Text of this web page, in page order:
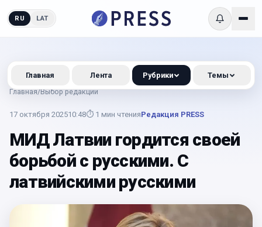
RU LAT
Главная/Выбор редакции
17 октября 202510:48⏱ 1 мин чтенияРедакция PRESS
МИД Латвии гордится своей
борьбой с русскими. С
латвийскими русскими
Главная Лента Рубрики Темы